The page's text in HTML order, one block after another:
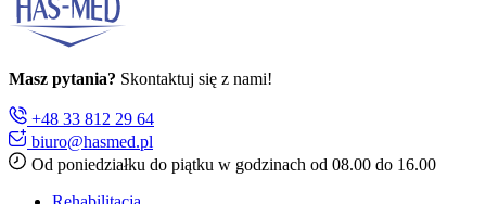
Masz pytania? Skontaktuj się z nami!
+48 33 812 29 64
biuro@hasmed.pl
Od poniedziałku do piątku w godzinach od 08.00 do 16.00